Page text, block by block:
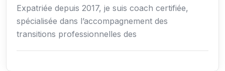
Expatriée depuis 2017, je suis coach certifiée,
spécialisée dans l’accompagnement des
transitions professionnelles des